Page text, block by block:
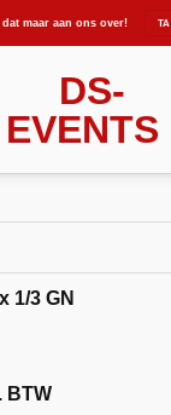
dat maar aan ons over!
1/3 GN
BTW